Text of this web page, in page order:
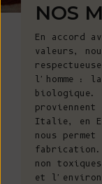
NOS
En accord
valeurs,
l'homme :
biologique.
Italie, en
nous
fabrication.
non
et